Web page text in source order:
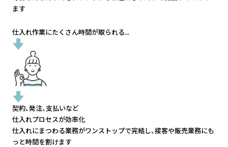
ます
仕入れ作業にたくさん時間が取られる...
契約、発注、支払いなど
仕入れプロセスが効率化
仕入れにまつわる業務がワンストップで完結し、接客や販売業務にも
っと時間を割けます